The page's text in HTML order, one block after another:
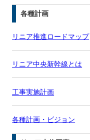
各種計画
リニア推進ロードマップ
リニア中央新幹線とは
工事実施計画
各種計画・ビジョン